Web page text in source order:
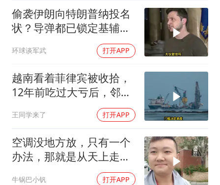
习近平心系体育强国建设
偷袭伊朗向特朗普纳投名
状？导弹都已锁定基辅才
火速道歉，泽连斯基这场
豪赌到底有多疯？
环球谈军武 打开APP
越南看着菲律宾被收拾，
12年前吃过大亏后，邻国
王同学来了 打开APP
空调没地方放，只有一个
办法，那就是从天上走，
牛锅巴小钒 打开APP